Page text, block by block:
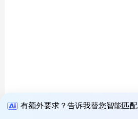
有额外要求？告诉我替您智能匹配